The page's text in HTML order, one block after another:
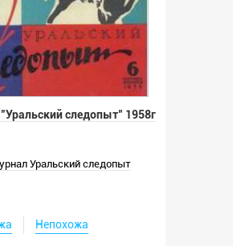
следопыт" 1958г
Уральский следопыт
Непохожа